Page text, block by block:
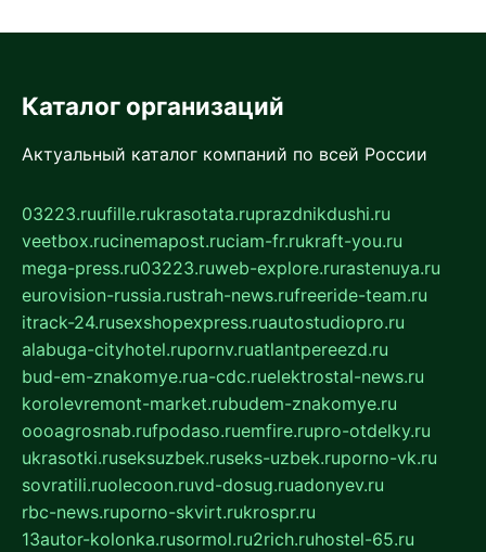
Каталог организаций
Актуальный каталог компаний по всей России
03223.ruufille.rukrasotata.ruprazdnikdushi.ru
veetbox.rucinemapost.ruciam-fr.rukraft-you.ru
mega-press.ru03223.ruweb-explore.rurastenuya.ru
eurovision-russia.rustrah-news.rufreeride-team.ru
itrack-24.rusexshopexpress.ruautostudiopro.ru
alabuga-cityhotel.rupornv.ruatlantpereezd.ru
bud-em-znakomye.rua-cdc.ruelektrostal-news.ru
korolevremont-market.rubudem-znakomye.ru
oooagrosnab.rufpodaso.ruemfire.rupro-otdelky.ru
ukrasotki.ruseksuzbek.ruseks-uzbek.ruporno-vk.ru
sovratili.ruolecoon.ruvd-dosug.ruadonyev.ru
rbc-news.ruporno-skvirt.rukrospr.ru
13autor-kolonka.rusormol.ru2rich.ruhostel-65.ru